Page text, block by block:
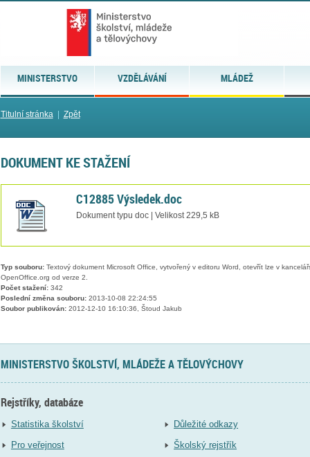
MINISTERSTVO VZDĚLÁVÁNÍ MLÁDEŽ
Titulní stránka| Zpět
DOKUMENT KE STAŽENÍ
C12885 Výsledek.doc
Dokument typu doc | Velikost 229,5 kB
Typ souboru:Textový dokument Microsoft Office, vytvořený v editoru Word, otevřít lze v
OpenOffice.org od verze 2.
Počet stažení:342
Poslední změna souboru:2013-10-08 22:24:55
Soubor publikován:2012-12-10 16:10:36, Štoud Jakub
MINISTERSTVO ŠKOLSTVÍ, MLÁDEŽE A TĚLOVÝCHOVY
Rejstříky, databáze
Statistika školství
Pro veřejnost
Důležité odkazy
Školský rejstřík